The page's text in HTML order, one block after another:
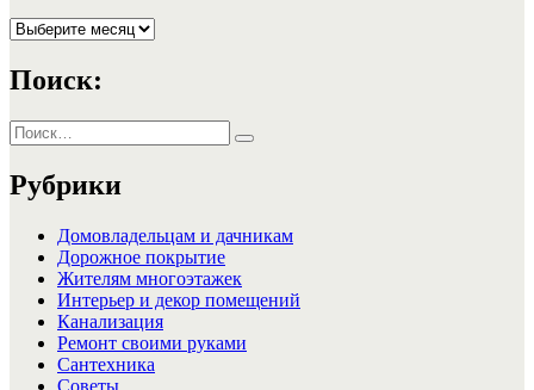
Архивы
Поиск:
Искать:
Поиск
Рубрики
Домовладельцам и дачникам
Дорожное покрытие
Жителям многоэтажек
Интерьер и декор помещений
Канализация
Ремонт своими руками
Сантехника
Советы